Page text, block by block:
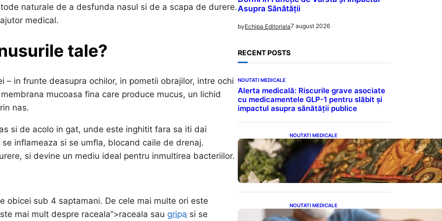
naturale de a desfunda nasul si de a scapa de durere.
medical.
tale?
in frunte deasupra ochilor, in pometii obrajilor, intre ochi
mucoasa fina care produce mucus, un lichid
nas.
si de acolo in gat, unde este inghitit fara sa iti dai
inflameaza si se umfla, blocand caile de drenaj.
si devine un mediu ideal pentru inmultirea bacteriilor.
obicei sub 4 saptamani. De cele mai multe ori este
mai mult despre raceala”>raceala sau gripa si se
Asupra Sănătății
byEchipa Editoriala7 august 2026
RECENT POSTS
NOUTATI MEDICALE
Alerta medicală: Riscurile grave asociate
cu medicamentele GLP-1 pentru slăbit și
impactul asupra sănătății publice
NOUTATI MEDICALE
Postul Adormirii Maicii
Domnului: Tradiții,
Superstiții și Implicații
Spiritualitate în 2026
NOUTATI MEDICALE
Îmbunătățirea sănătății